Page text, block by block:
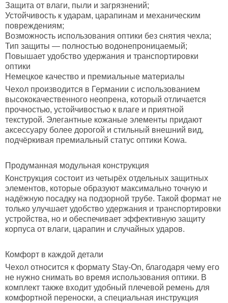
Защита от влаги, пыли и загрязнений;
Устойчивость к ударам, царапинам и механическим
повреждениям;
Возможность использования оптики без снятия чехла;
Тип защиты — полностью водонепроницаемый;
Повышает удобство удержания и транспортировки
оптики
Немецкое качество и премиальные материалы
Чехол производится в Германии с использованием
высококачественного неопрена, который отличается
прочностью, устойчивостью к влаге и приятной
текстурой. Элегантные кожаные элементы придают
аксессуару более дорогой и стильный внешний вид,
подчёркивая премиальный статус оптики Kowa.
Продуманная модульная конструкция
Конструкция состоит из четырёх отдельных защитных
элементов, которые образуют максимально точную и
надёжную посадку на подзорной трубе. Такой формат не
только улучшает удобство удержания и транспортировки
устройства, но и обеспечивает эффективную защиту
корпуса от влаги, царапин и случайных ударов.
Комфорт в каждой детали
Чехол относится к формату Stay-On, благодаря чему его
не нужно снимать во время использования оптики. В
комплект также входит удобный плечевой ремень для
комфортной переноски, а специальная инструкция